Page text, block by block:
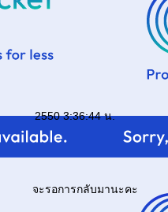
2550 3:36:44 น.
จะรอการกลับมานะคะ